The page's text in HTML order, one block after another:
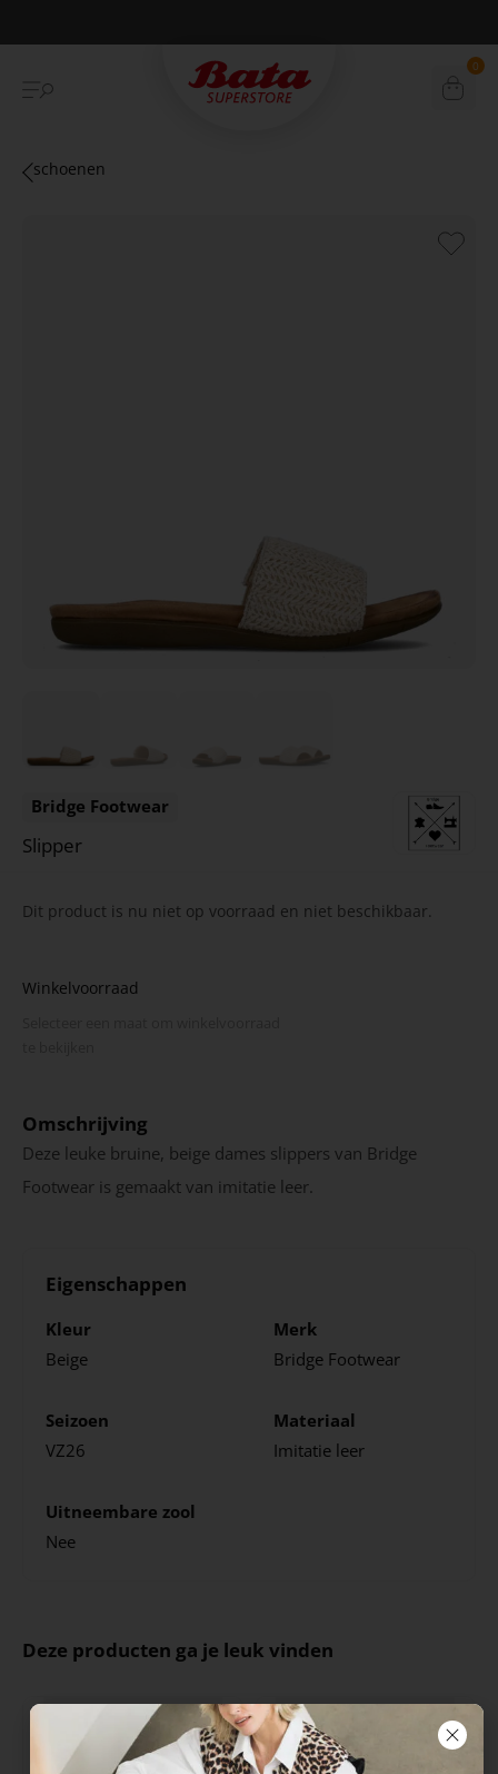
Betaal achteraf met Klarna 0
schoenen
Bridge Footwear
Slipper
Dit product is nu niet op voorraad en niet beschikbaar.
Winkelvoorraad
Omschrijving
Deze leuke bruine, beige dames slippers van Bridge
Footwear is gemaakt van imitatie leer.
Eigenschappen
Kleur
Beige
Merk
Bridge Footwear
Seizoen
VZ26
Materiaal
Imitatie leer
Uitneembare zool
Nee
Deze producten ga je leuk vinden